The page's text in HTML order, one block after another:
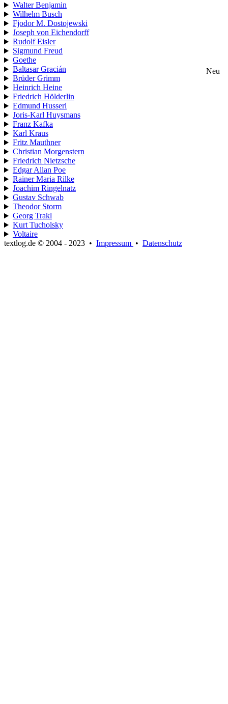
Walter Benjamin
Wilhelm Busch
Fjodor M. Dostojewski
Joseph von Eichendorff
Rudolf Eisler
Sigmund Freud
Goethe
Baltasar Gracián
Neu
Brüder Grimm
Heinrich Heine
Friedrich Hölderlin
Edmund Husserl
Joris-Karl Huysmans
Franz Kafka
Karl Kraus
Fritz Mauthner
Christian Morgenstern
Friedrich Nietzsche
Edgar Allan Poe
Rainer Maria Rilke
Joachim Ringelnatz
Gustav Schwab
Theodor Storm
Georg Trakl
Kurt Tucholsky
Voltaire
textlog.de © 2004 - 2023 • Impressum • Datenschutz